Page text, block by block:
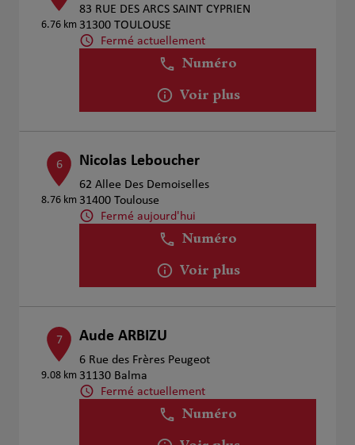
6.76 km
83 RUE DES ARCS SAINT CYPRIEN
31300 TOULOUSE
Fermé actuellement
Numéro
Voir plus
6
8.76 km
Nicolas Leboucher
62 Allee Des Demoiselles
31400 Toulouse
Fermé aujourd'hui
Numéro
Voir plus
7
9.08 km
Aude ARBIZU
6 Rue des Frères Peugeot
31130 Balma
Fermé actuellement
Numéro